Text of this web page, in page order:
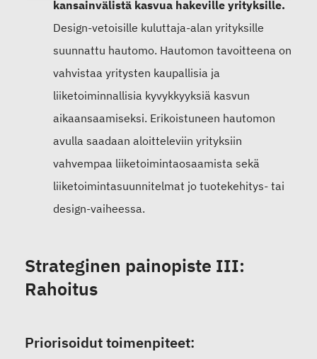
kansainvälistä kasvua hakeville yrityksille.
Design-vetoisille kuluttaja-alan yrityksille
suunnattu hautomo. Hautomon tavoitteena on
vahvistaa yritysten kaupallisia ja
liiketoiminnallisia kyvykkyyksiä kasvun
aikaansaamiseksi. Erikoistuneen hautomon
avulla saadaan aloitteleviin yrityksiin
vahvempaa liiketoimintaosaamista sekä
liiketoimintasuunnitelmat jo tuotekehitys- tai
design-vaiheessa.
Strateginen painopiste III:
Rahoitus
Priorisoidut toimenpiteet: